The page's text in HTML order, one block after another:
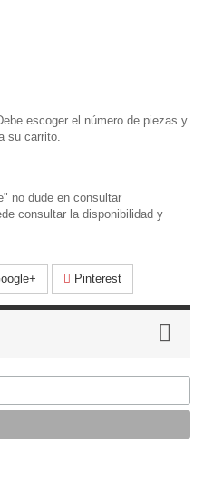
escoger el número de piezas y
su carrito.
no dude en consultar
consultar la disponibilidad y
Pinterest